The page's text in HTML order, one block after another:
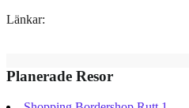
Länkar:
Planerade Resor